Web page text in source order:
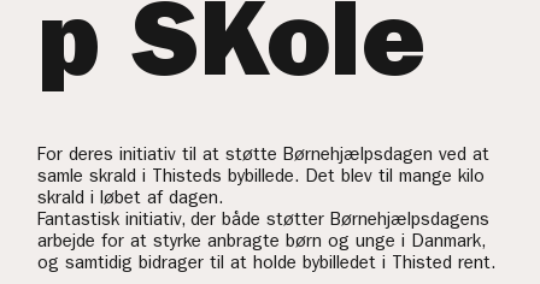
p SKole
For deres initiativ til at støtte Børnehjælpsdagen ved at
samle skrald i Thisteds bybillede. Det blev til mange kilo
skrald i løbet af dagen.
Fantastisk initiativ, der både støtter Børnehjælpsdagens
arbejde for at styrke anbragte børn og unge i Danmark,
og samtidig bidrager til at holde bybilledet i Thisted rent.